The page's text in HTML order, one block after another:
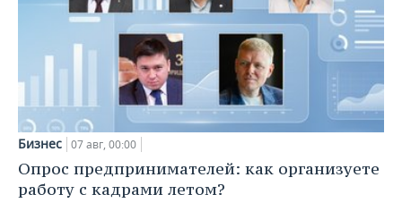
Бизнес 07 авг, 00:00
Опрос предпринимателей: как организуете
работу с кадрами летом?